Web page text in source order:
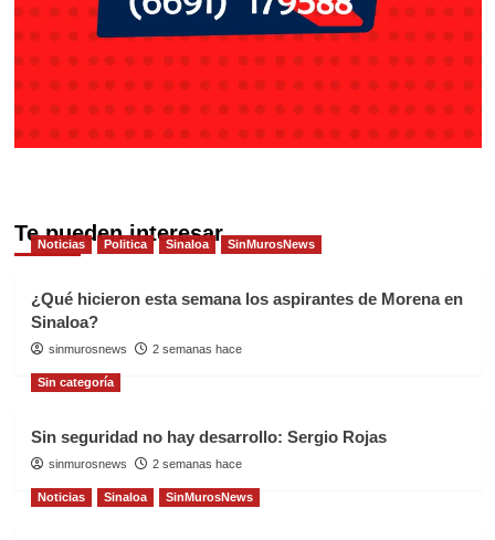
Te pueden interesar
Noticias Politica Sinaloa SinMurosNews
¿Qué hicieron esta semana los aspirantes de Morena en
Sinaloa?
sinmurosnews 2 semanas hace
Sin categoría
Sin seguridad no hay desarrollo: Sergio Rojas
sinmurosnews 2 semanas hace
Noticias Sinaloa SinMurosNews